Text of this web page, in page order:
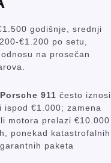
godišnje, srednji
€1.200 po setu,
na prosečan
Porsche 911 često iznosi
ispod €1.000; zamena
motora prelazi €10.000
ponekad katastrofalnih
paketa